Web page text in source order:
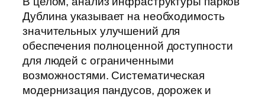
Дублина указывает на необходимость
значительных улучшений для
обеспечения полноценной доступности
для людей с ограниченными
возможностями. Систематическая
модернизация пандусов, дорожек и